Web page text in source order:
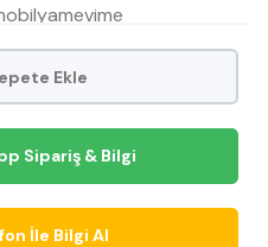
Ekle
Sipariş & Bilgi
İle Bilgi Al